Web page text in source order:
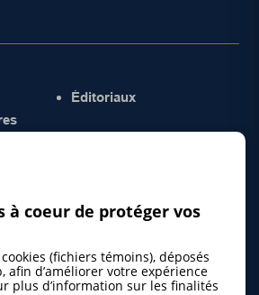
Éditoriaux
à coeur de protéger vos
(fichiers témoins), déposés
afin d’améliorer votre expérience
plus d’information sur les finalités